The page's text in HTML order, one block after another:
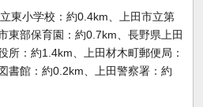
東小学校：約0.4km、上田市立第
東部保育園：約0.7km、長野県上田
所：約1.4km、上田材木町郵便局：
書館：約0.2km、上田警察署：約